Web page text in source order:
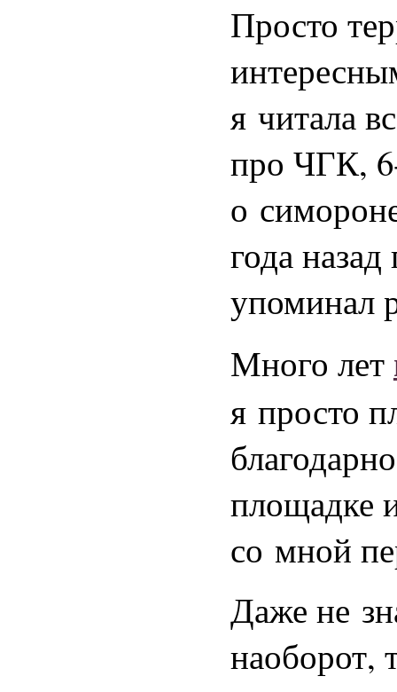
Просто
я читала
про ЧГК,
о
года
упоминал
Много лет
я просто
площадке
со мной
Даже не
наоборот,